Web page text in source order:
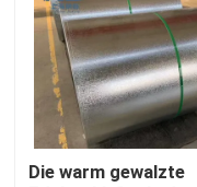
Über uns
Fabrik-Ausflug
Qualitätskontrolle
Die warm gewalzte